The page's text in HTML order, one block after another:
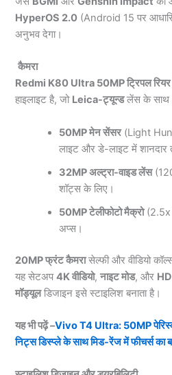
HyperOS 2.0 (Android 15 पर
अनुभव देगा।
कैमरा
Redmi K80 Ultra 50MP ट्रिपल
हाइलाइट है, जो Leica-ट्यून्डलेंस के साथ
50MP मेन सेंसर(Light
लाइट और डे-लाइट में शानदार
32MP अल्ट्रा-वाइड लेंस
शॉट्स के लिए।
50MP टेलीफोटो मैक्रो(2.5x
अप्स।
20MP फ्रंट कैमरासेल्फी और वीडियो
यह सेटअप4K वीडियो,नाइट मोड, और
मॉड्यूलडिजाइन इसे स्टाइलिश बनाता है।
यह भी पढ़ें –Vivo T4 Ultra: 50MP
निट्स डिस्प्ले के साथ मिड-रेंज में फीचर्स का